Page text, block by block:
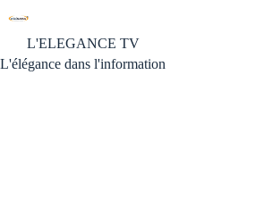
L'ELEGANCE TV
L'élégance dans l'information